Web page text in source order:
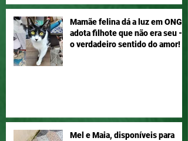
Mamãe felina dá a luz em ONG e
adota filhote que não era seu –
o verdadeiro sentido do amor!
Mel e Maia, disponíveis para